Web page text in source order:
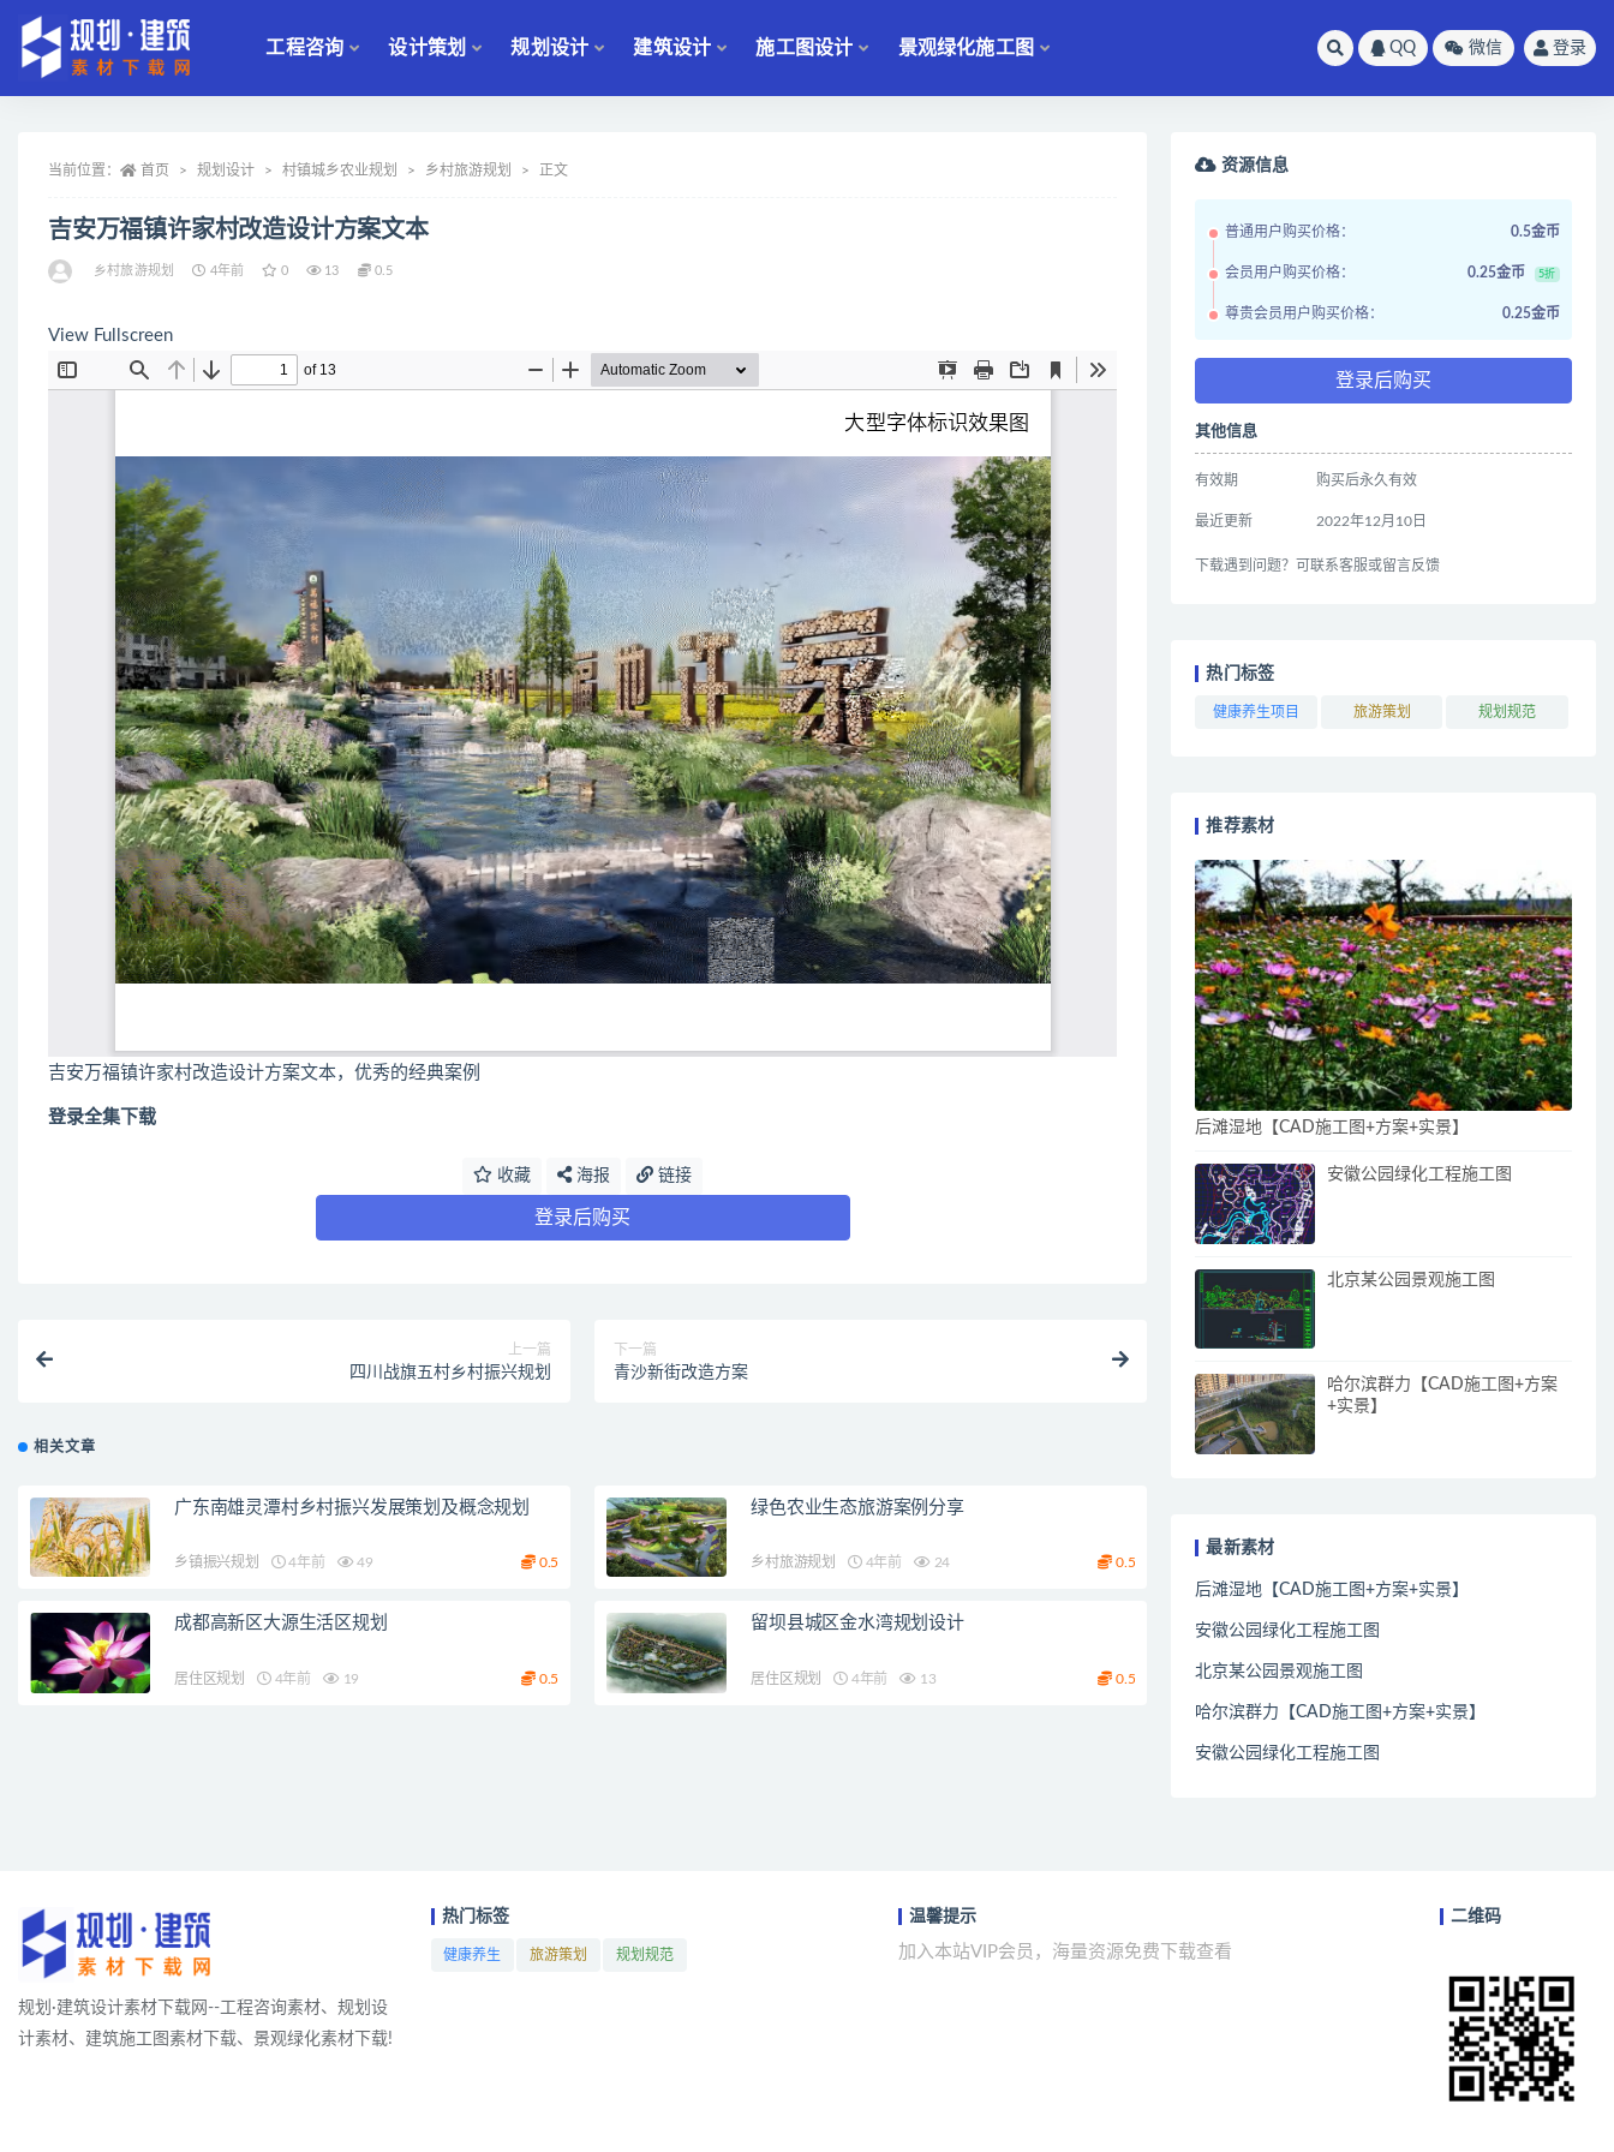
工程咨询 设计策划 规划设计 建筑设计 施工图设计 景观绿化施工图 QQ 微信 登录
当前位置： 首页 规划设计 村镇城乡农业规划 乡村旅游规划 正文
吉安万福镇许家村改造设计方案文本
乡村旅游规划 4年前 0 13 0.5
View Fullscreen
吉安万福镇许家村改造设计方案文本，优秀的经典案例
登录全集下载
收藏 海报 链接
登录后购买
上一篇
四川战旗五村乡村振兴规划
下一篇
青沙新街改造方案
相关文章
广东南雄灵潭村乡村振兴发展策划及概念规划
乡镇振兴规划 4年前 49 0.5
绿色农业生态旅游案例分享
乡村旅游规划 4年前 24 0.5
成都高新区大源生活区规划
居住区规划 4年前 19 0.5
留坝县城区金水湾规划设计
居住区规划 4年前 13 0.5
资源信息
普通用户购买价格： 0.5金币
会员用户购买价格： 0.25金币 5折
尊贵会员用户购买价格： 0.25金币
登录后购买
其他信息
有效期 购买后永久有效
最近更新 2022年12月10日
下载遇到问题？可联系客服或留言反馈
热门标签
健康养生项目 旅游策划 规划规范
推荐素材
后滩湿地【CAD施工图+方案+实景】
安徽公园绿化工程施工图
北京某公园景观施工图
哈尔滨群力【CAD施工图+方案
+实景】
最新素材
后滩湿地【CAD施工图+方案+实景】
安徽公园绿化工程施工图
北京某公园景观施工图
哈尔滨群力【CAD施工图+方案+实景】
安徽公园绿化工程施工图
规划·建筑设计素材下载网--工程咨询素材、规划设
计素材、建筑施工图素材下载、景观绿化素材下载!
热门标签
健康养生 旅游策划 规划规范
温馨提示
加入本站VIP会员，海量资源免费下载查看
二维码